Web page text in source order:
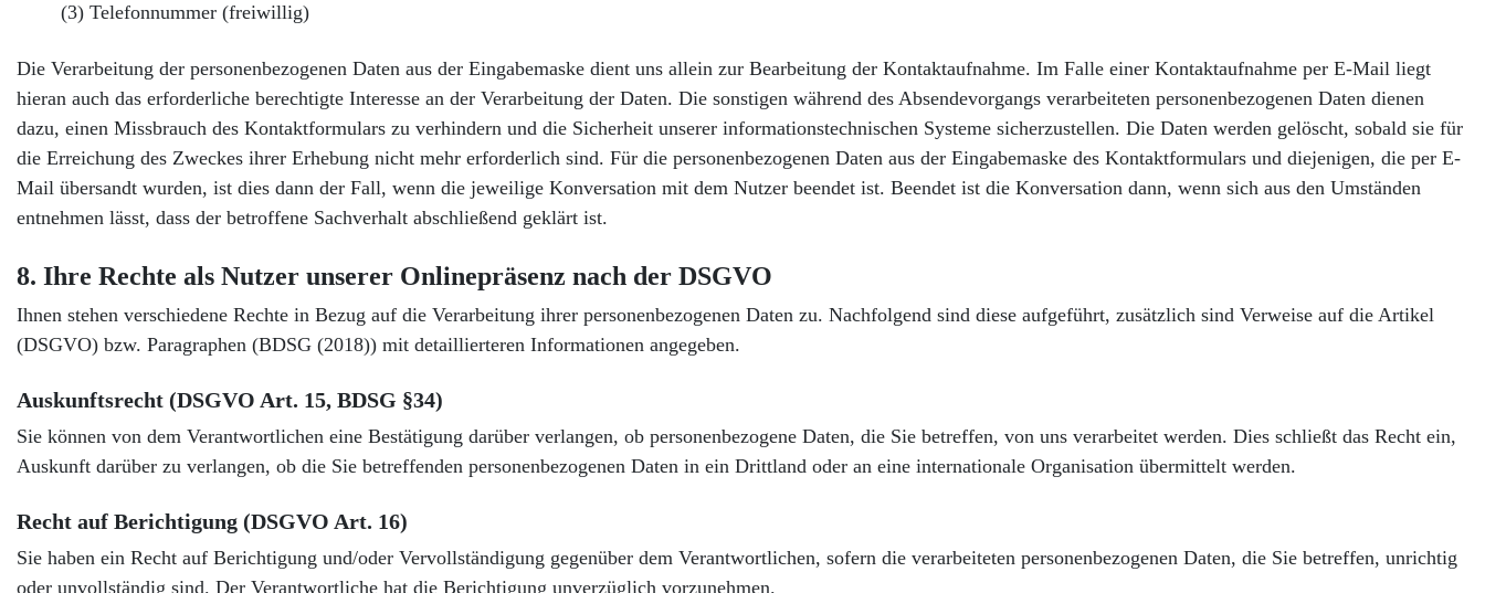
(3) Telefonnummer (freiwillig)
Die Verarbeitung der personenbezogenen Daten aus der Eingabemaske dient uns allein zur Bearbeitung der Kontaktaufnahme. Im Falle einer Kontaktaufnahme per E-Mail liegt
hieran auch das erforderliche berechtigte Interesse an der Verarbeitung der Daten. Die sonstigen während des Absendevorgangs verarbeiteten personenbezogenen Daten dienen
dazu, einen Missbrauch des Kontaktformulars zu verhindern und die Sicherheit unserer informationstechnischen Systeme sicherzustellen. Die Daten werden gelöscht, sobald sie für
die Erreichung des Zweckes ihrer Erhebung nicht mehr erforderlich sind. Für die personenbezogenen Daten aus der Eingabemaske des Kontaktformulars und diejenigen, die per E-
Mail übersandt wurden, ist dies dann der Fall, wenn die jeweilige Konversation mit dem Nutzer beendet ist. Beendet ist die Konversation dann, wenn sich aus den Umständen
entnehmen lässt, dass der betroffene Sachverhalt abschließend geklärt ist.
8. Ihre Rechte als Nutzer unserer Onlinepräsenz nach der DSGVO
Ihnen stehen verschiedene Rechte in Bezug auf die Verarbeitung ihrer personenbezogenen Daten zu. Nachfolgend sind diese aufgeführt, zusätzlich sind Verweise auf die Artikel
(DSGVO) bzw. Paragraphen (BDSG (2018)) mit detaillierteren Informationen angegeben.
Auskunftsrecht (DSGVO Art. 15, BDSG §34)
Sie können von dem Verantwortlichen eine Bestätigung darüber verlangen, ob personenbezogene Daten, die Sie betreffen, von uns verarbeitet werden. Dies schließt das Recht ein,
Auskunft darüber zu verlangen, ob die Sie betreffenden personenbezogenen Daten in ein Drittland oder an eine internationale Organisation übermittelt werden.
Recht auf Berichtigung (DSGVO Art. 16)
Sie haben ein Recht auf Berichtigung und/oder Vervollständigung gegenüber dem Verantwortlichen, sofern die verarbeiteten personenbezogenen Daten, die Sie betreffen, unrichtig
oder unvollständig sind. Der Verantwortliche hat die Berichtigung unverzüglich vorzunehmen.